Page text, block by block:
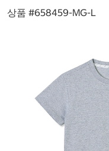
상품 #658459-MG-L